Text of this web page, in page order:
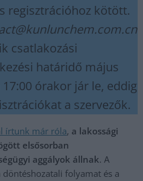
regisztrációhoz kötött.
csatlakozási
határidő május
órakor jár le, eddig
a szervezők.
írtunk már róla, a lakossági
elsősorban
aggályok állnak. A
folyamat és a